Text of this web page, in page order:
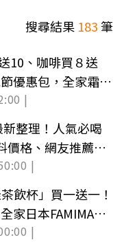
搜尋結果 183筆
10、咖啡買８送
優惠包，全家霜淇
|
整理！人氣必喝
價格、網友推薦與
|
飲杯」買一送一！
家日本FAMIMA登
|